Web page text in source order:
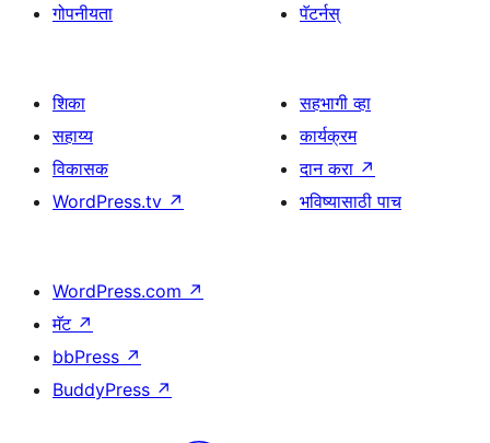
गोपनीयता पॅटर्नस्
शिका
सहाय्य
विकासक
WordPress.tv ↗
सहभागी व्हा
कार्यक्रम
दान करा ↗
भविष्यासाठी पाच
WordPress.com ↗
मॅट ↗
bbPress ↗
BuddyPress ↗